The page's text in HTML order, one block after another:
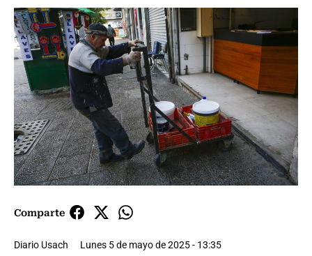
Comparte
Diario Usach Lunes 5 de mayo de 2025 - 13:35